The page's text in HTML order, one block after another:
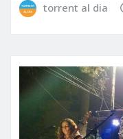
torrent al dia